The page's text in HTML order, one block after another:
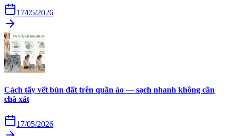
17/05/2026
Cách tẩy vết bùn đất trên quần áo — sạch nhanh không cần
chà xát
17/05/2026